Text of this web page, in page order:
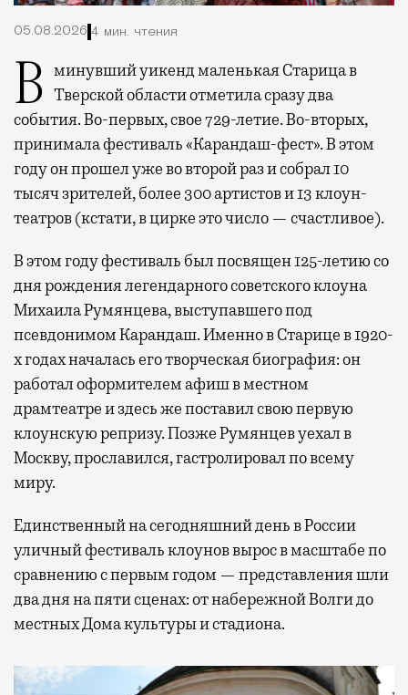
05.08.2026 4 мин. чтения
В минувший уикенд маленькая Старица в Тверской области отметила сразу два
события. Во-первых, свое 729-летие. Во-вторых,
принимала фестиваль «Карандаш-фест». В этом
году он прошел уже во второй раз и собрал 10
тысяч зрителей, более 300 артистов и 13 клоун-
театров (кстати, в цирке это число — счастливое).
В этом году фестиваль был посвящен 125-летию со
дня рождения легендарного советского клоуна
Михаила Румянцева, выступавшего под
псевдонимом Карандаш. Именно в Старице в 1920-
х годах началась его творческая биография: он
работал оформителем афиш в местном
драмтеатре и здесь же поставил свою первую
клоунскую репризу. Позже Румянцев уехал в
Москву, прославился, гастролировал по всему
миру.
Единственный на сегодняшний день в России
уличный фестиваль клоунов вырос в масштабе по
сравнению с первым годом — представления шли
два дня на пяти сценах: от набережной Волги до
местных Дома культуры и стадиона.